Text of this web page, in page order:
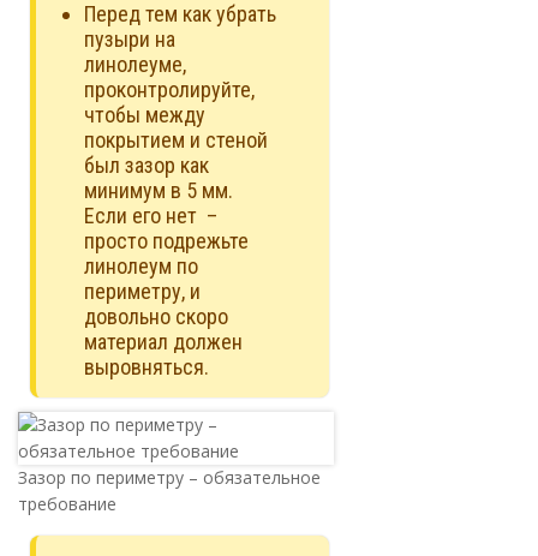
Перед тем как убрать
пузыри на
линолеуме,
проконтролируйте,
чтобы между
покрытием и стеной
был зазор как
минимум в 5 мм.
Если его нет –
просто подрежьте
линолеум по
периметру, и
довольно скоро
материал должен
выровняться.
Зазор по периметру – обязательное
требование